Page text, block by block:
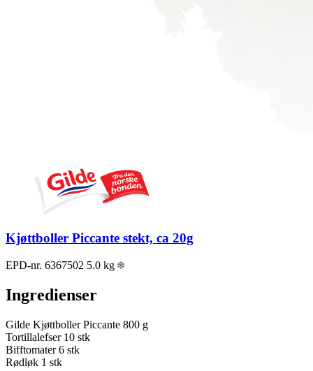
Kjøttboller Piccante stekt, ca 20g
EPD-nr. 6367502 5.0 kg
Ingredienser
Gilde Kjøttboller Piccante 800 g
Tortillalefser 10 stk
Bifftomater 6 stk
Rødløk 1 stk